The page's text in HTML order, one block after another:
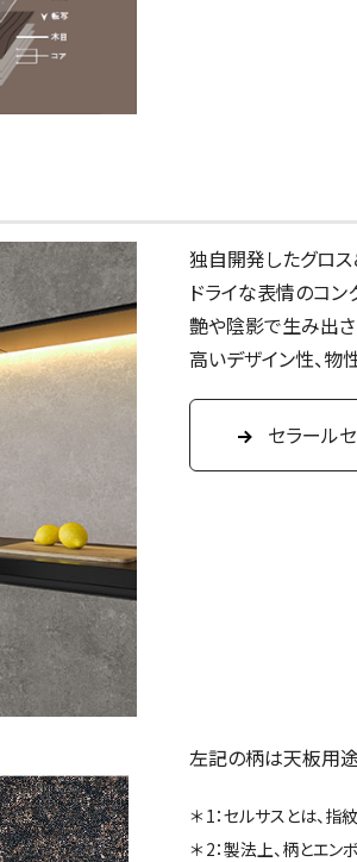
独自開発したグロス
ドライな表情のコン
艶や陰影で生み出
高いデザイン性、物
セラール
左記の柄は天板用
＊ 1：セルサスとは、
＊ 2：製法上、柄とエ